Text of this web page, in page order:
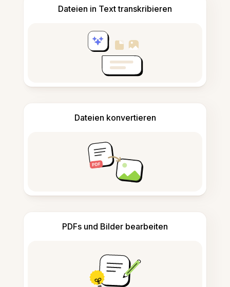
Dateien in Text transkribieren
Dateien konvertieren
PDFs und Bilder bearbeiten